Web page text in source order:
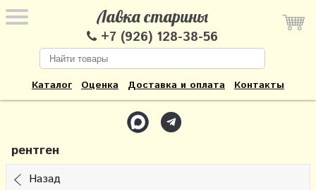
Лавка старины
+7 (926) 128-38-56
Каталог Оценка Доставка и оплата Контакты
рентген
Назад